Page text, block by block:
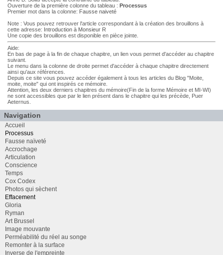
Ouverture de la première colonne du tableau : Processus
Premier mot dans la colonne: Fausse naiveté
Note : Vous pouvez retrouver l'article correspondant à la création des brouillons à
cette adresse: Introduction à Monsieur R
Une copie des brouillons est disponible en pièce jointe.
Aide:
En bas de page à la fin de chaque chapitre, un lien vous permet d'accéder au chapitre
suivant.
Le menu dans la colonne de droite permet d'accéder à chaque chapitre directement
ainsi qu'aux références.
Depuis ce site vous pouvez accéder également à tous les articles du Blog "Moite,
moite, moite" qui ont inspirés ce mémoire.
Attention, les deux derniers chapitres du mémoire(Fin de la forme Mémoire et MI-WI)
ne sont accessibles que par le lien présent dans le chapitre qui les précède, Puer
Aeternus.
Navigation
Accueil
Processus
Fausse naïveté
Accrochage
Articulation
Conscience
Temps
Cox Codex
Photos qui sèchent
Effacement
Gloria
Ryman
Art Brussel
Image mouvante
Perméabilité du réel au songe
Remonter à la surface
Inverse de l'empreinte